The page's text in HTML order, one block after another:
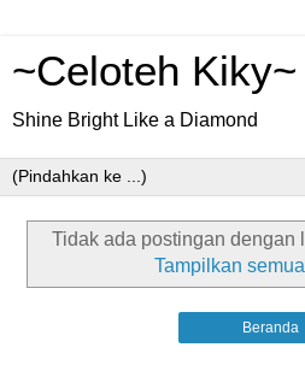
~Celoteh Kiky~
Shine Bright Like a Diamond
Tidak ada postingan dengan
Tampilkan
Beranda